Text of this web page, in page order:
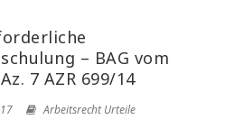
– BAG vom
7 AZR 699/14
Arbeitsrecht Urteile